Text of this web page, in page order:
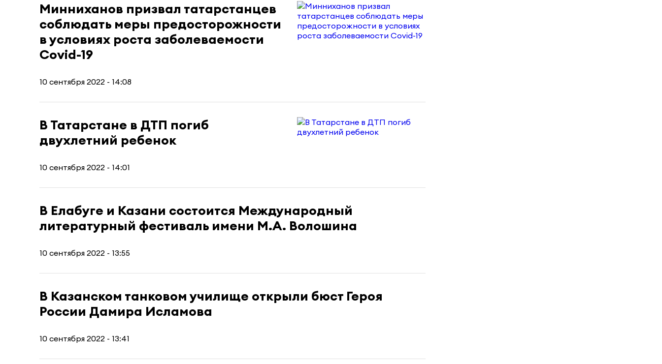
Минниханов призвал татарстанцев
соблюдать меры предосторожности
в условиях роста заболеваемости
Covid-19
10 сентября 2022 - 14:08
В Татарстане в ДТП погиб
двухлетний ребенок
10 сентября 2022 - 14:01
В Елабуге и Казани состоится Международный
литературный фестиваль имени М.А. Волошина
10 сентября 2022 - 13:55
В Казанском танковом училище открыли бюст Героя
России Дамира Исламова
10 сентября 2022 - 13:41